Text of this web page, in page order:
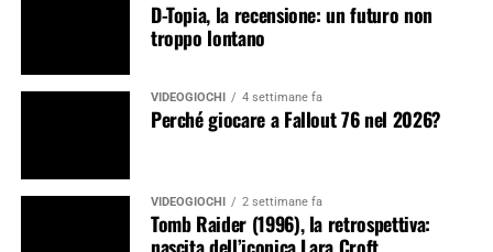
D-Topia, la recensione: un futuro non
troppo lontano
VIDEOGIOCHI 4 settimane fa
Perché giocare a Fallout 76 nel 2026?
VIDEOGIOCHI 2 settimane fa
Tomb Raider (1996), la retrospettiva: